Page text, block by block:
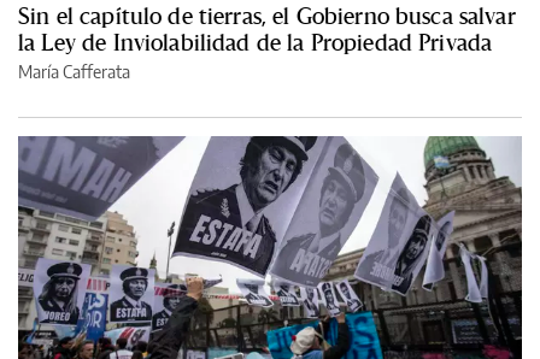
Sin el capítulo de tierras, el Gobierno busca salvar
la Ley de Inviolabilidad de la Propiedad Privada
María Cafferata